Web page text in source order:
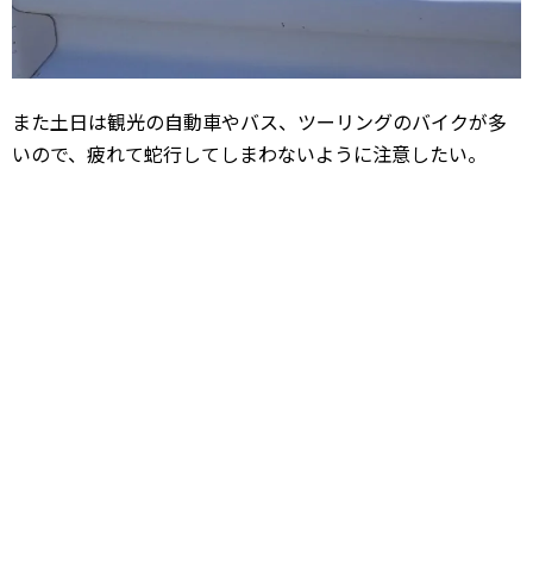
また土日は観光の自動車やバス、ツーリングのバイクが多
いので、疲れて蛇行してしまわないように注意したい。